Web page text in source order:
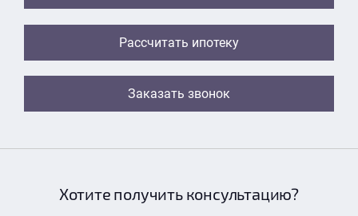
Рассчитать ипотеку
Заказать звонок
Хотите получить консультацию?